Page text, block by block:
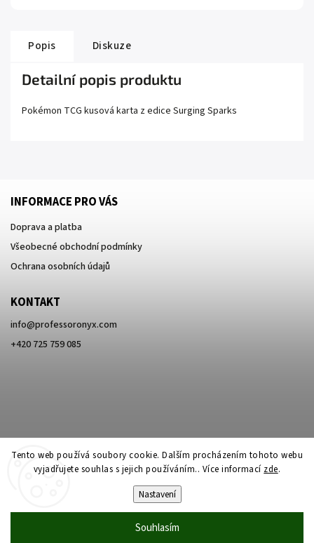
Tento web používá soubory cookie. Dalším procházením tohoto webu
vyjadřujete souhlas s jejich používáním.. Více informací zde.
Nastavení
Souhlasím
Popis Diskuze
Detailní popis produktu
Pokémon TCG kusová karta z edice Surging Sparks
INFORMACE PRO VÁS
Doprava a platba
Všeobecné obchodní podmínky
Ochrana osobních údajů
KONTAKT
info@professoronyx.com
+420 725 759 085
Professor Onyx. Všechna práva vyhrazena.